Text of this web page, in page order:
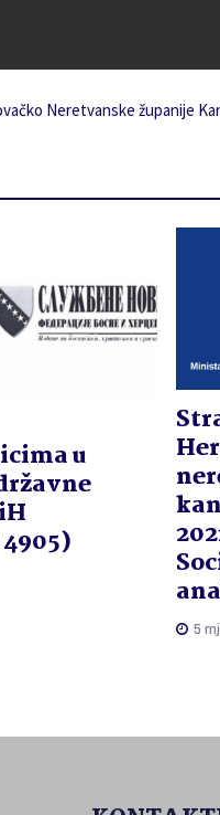
Neretvanske županije
u
5